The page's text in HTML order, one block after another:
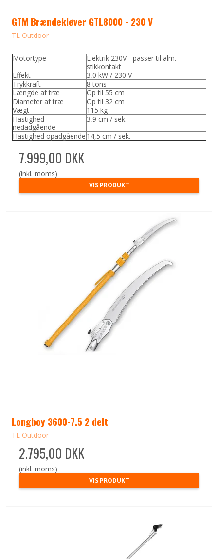
GTM Brændekløver GTL8000 - 230 V
TL Outdoor
Motortype
Elektrik 230V - passer til alm.
stikkontakt
Effekt
3,0 kW / 230 V
Trykkraft
8 tons
Længde af træ
Op til 55 cm
Diameter af træ
Op til 32 cm
Vægt
115 kg
Hastighed
nedadgående
3,9 cm / sek.
Hastighed opadgående 14,5 cm / sek.
7.999,00 DKK
(inkl. moms)
VIS PRODUKT
Longboy 3600-7.5 2 delt
TL Outdoor
2.795,00 DKK
(inkl. moms)
VIS PRODUKT